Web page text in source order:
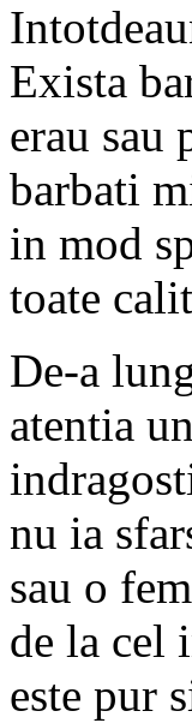
Exista
erau sau
barbati
in mod
toate
De-a
atentia
nu ia
sau o
de la cel
este pur